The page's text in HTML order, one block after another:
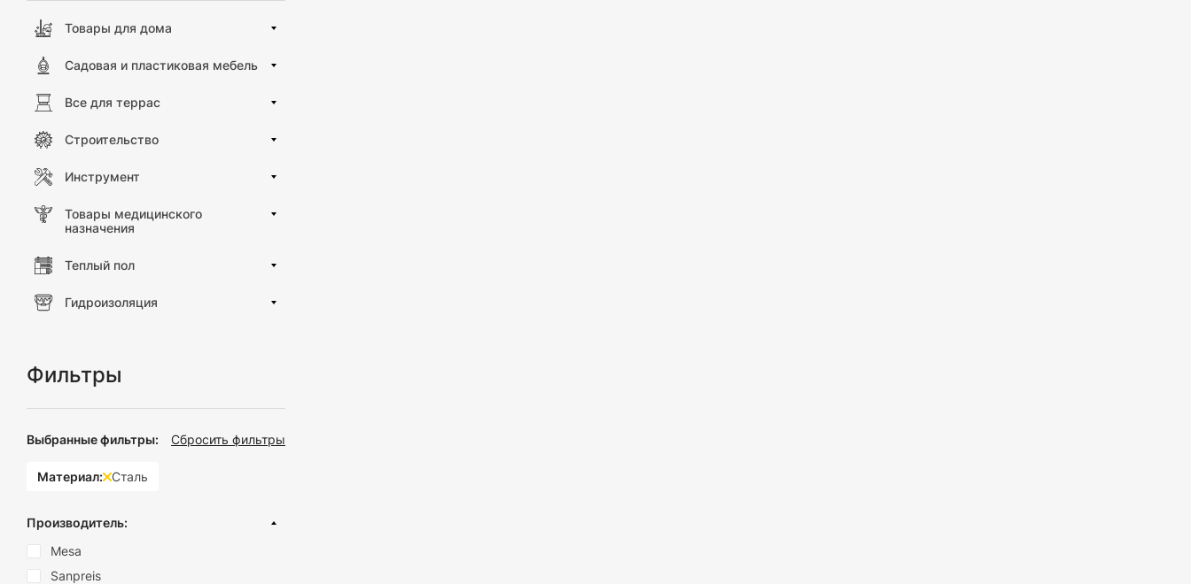
Товары для дома
Садовая и пластиковая мебель
Все для террас
Строительство
Инструмент
Товары медицинского
назначения
Теплый пол
Гидроизоляция
Фильтры
Выбранные фильтры: Сбросить фильтры
Материал: Сталь
Производитель:
Mesa
Sanpreis